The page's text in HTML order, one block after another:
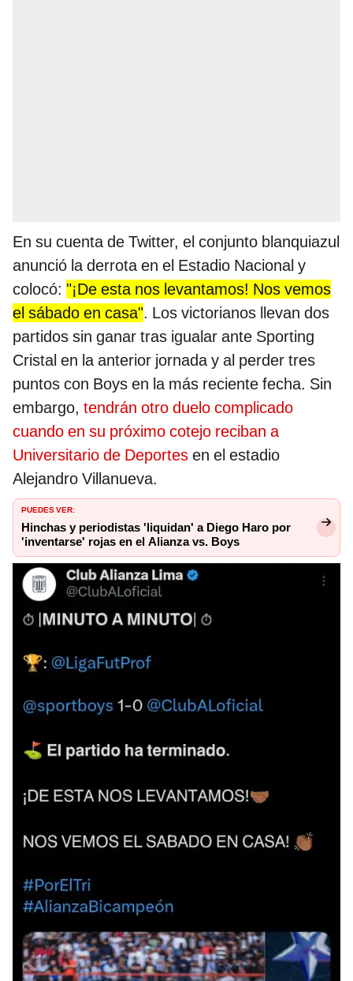
En su cuenta de Twitter, el conjunto blanquiazul
anunció la derrota en el Estadio Nacional y
colocó: "¡De esta nos levantamos! Nos vemos
el sábado en casa". Los victorianos llevan dos
partidos sin ganar tras igualar ante Sporting
Cristal en la anterior jornada y al perder tres
puntos con Boys en la más reciente fecha. Sin
embargo, tendrán otro duelo complicado
cuando en su próximo cotejo reciban a
Universitario de Deportes en el estadio
Alejandro Villanueva.
PUEDES VER:
Hinchas y periodistas 'liquidan' a Diego Haro por
'inventarse' rojas en el Alianza vs. Boys